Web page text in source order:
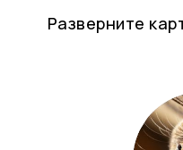
Разверните